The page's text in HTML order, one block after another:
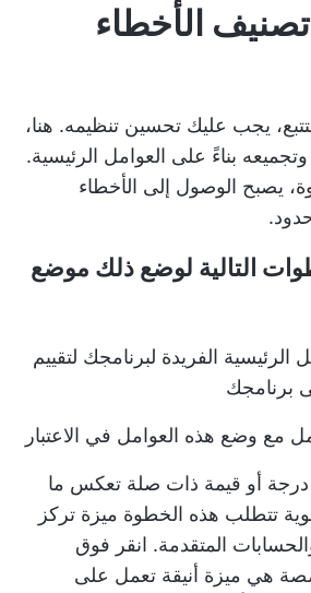
2: تصنيف الأخطاء
يجب عليك تحسين تنظيمه. هنا،
بناءً على العوامل الرئيسية.
يصبح الوصول إلى الأخطاء
التالية لوضع ذلك موضع
الرئيسية الفريدة لبرنامجك لتقييم
برنامجك
مع وضع هذه العوامل في الاعتبار
أو قيمة ذات صلة تعكس ما
تتطلب هذه الخطوة ميزة تركز
المتقدمة. انقر فوق
هي ميزة أنيقة تعمل على